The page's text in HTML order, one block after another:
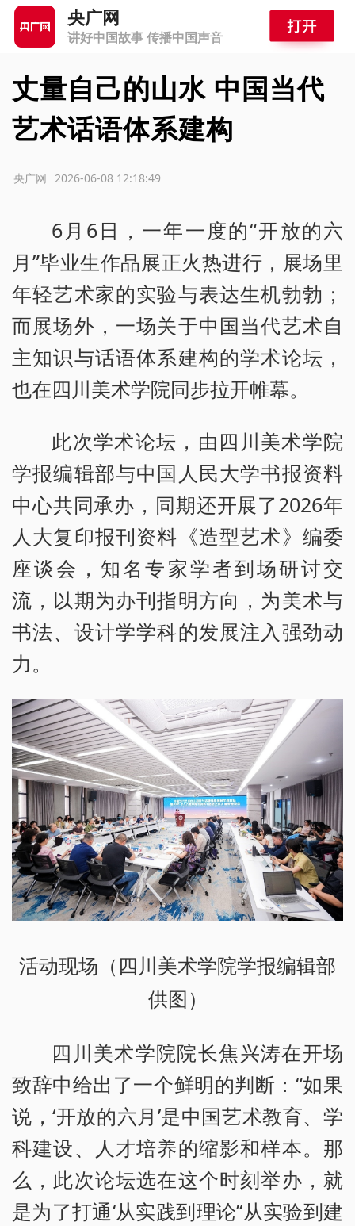
央广网
讲好中国故事 传播中国声音
丈量自己的山水 中国当代
艺术话语体系建构
2026-06-08 12:18:49
央广网
6月6日，一年一度的“开放的六
月”毕业生作品展正火热进行，展场里
年轻艺术家的实验与表达生机勃勃；
而展场外，一场关于中国当代艺术自
主知识与话语体系建构的学术论坛，
也在四川美术学院同步拉开帷幕。
此次学术论坛，由四川美术学院
学报编辑部与中国人民大学书报资料
中心共同承办，同期还开展了2026年
人大复印报刊资料《造型艺术》编委
座谈会，知名专家学者到场研讨交
流，以期为办刊指明方向，为美术与
书法、设计学学科的发展注入强劲动
力。
活动现场（四川美术学院学报编辑部
供图）
四川美术学院院长焦兴涛在开场
致辞中给出了一个鲜明的判断：“如果
说，‘开放的六月’是中国艺术教育、学
科建设、人才培养的缩影和样本。那
么，此次论坛选在这个时刻举办，就
是为了打通‘从实践到理论’‘从实验到建